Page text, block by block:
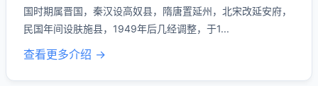
国时期属晋国，秦汉设高奴县，隋唐置延州，北宋改延安府，
民国年间设肤施县，1949年后几经调整，于1...
查看更多介绍 →